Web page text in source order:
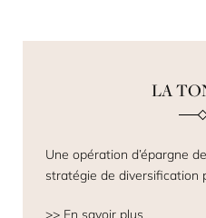
LA
Une opération d’épargne
stratégie de diversification
En savoir plus